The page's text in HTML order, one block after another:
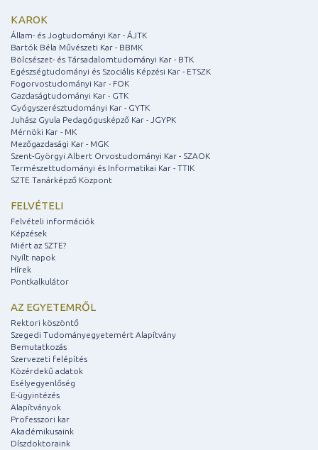
KAROK
Állam- és Jogtudományi Kar - ÁJTK
Bartók Béla Művészeti Kar - BBMK
Bölcsészet- és Társadalomtudományi Kar - BTK
Egészségtudományi és Szociális Képzési Kar - ETSZK
Fogorvostudományi Kar - FOK
Gazdaságtudományi Kar - GTK
Gyógyszerésztudományi Kar - GYTK
Juhász Gyula Pedagógusképző Kar - JGYPK
Mérnöki Kar - MK
Mezőgazdasági Kar - MGK
Szent-Györgyi Albert Orvostudományi Kar - SZAOK
Természettudományi és Informatikai Kar - TTIK
SZTE Tanárképző Központ
FELVÉTELI
Felvételi információk
Képzések
Miért az SZTE?
Nyílt napok
Hírek
Pontkalkulátor
AZ EGYETEMRŐL
Rektori köszöntő
Szegedi Tudományegyetemért Alapítvány
Bemutatkozás
Szervezeti felépítés
Közérdekű adatok
Esélyegyenlőség
E-ügyintézés
Alapítványok
Professzori kar
Akadémikusaink
Díszdoktoraink